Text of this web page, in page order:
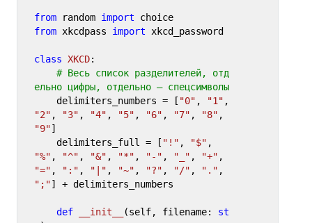
from random import
choice
from xkcdpass import xkcd_password
class XKCD:
# Весь список разделителей, отд
ельно цифры, отдельно – спецсимволы
    delimiters_numbers = [
"0" , "1"
"2" , "3" , "4" , "5" , "6" , "7" , "8"
"9"]
    delimiters_full = [
"!" , "$"
"%" , "^" , "&" , "*" , "-" , "_" , "+"
"=" , ":" , "|" , "~" , "?" , "/" , "."
";"] + delimiters_numbers
def __init__ (self, filename: st